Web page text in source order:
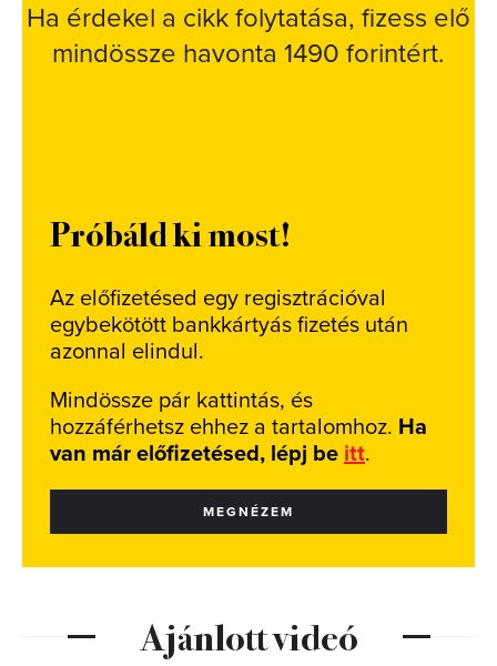
Ha érdekel a cikk folytatása, fizess elő
mindössze havonta 1490 forintért.
Próbáld ki most!
Az előfizetésed egy regisztrációval
egybekötött bankkártyás fizetés után
azonnal elindul.
Mindössze pár kattintás, és
hozzáférhetsz ehhez a tartalomhoz. Ha
van már előfizetésed, lépj be itt.
MEGNÉZEM
Ajánlott videó